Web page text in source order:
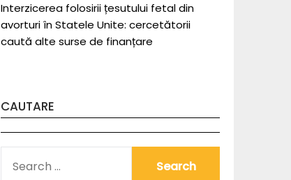
Interzicerea folosirii țesutului fetal din
avorturi în Statele Unite: cercetătorii
caută alte surse de finanțare
CAUTARE
FOR: